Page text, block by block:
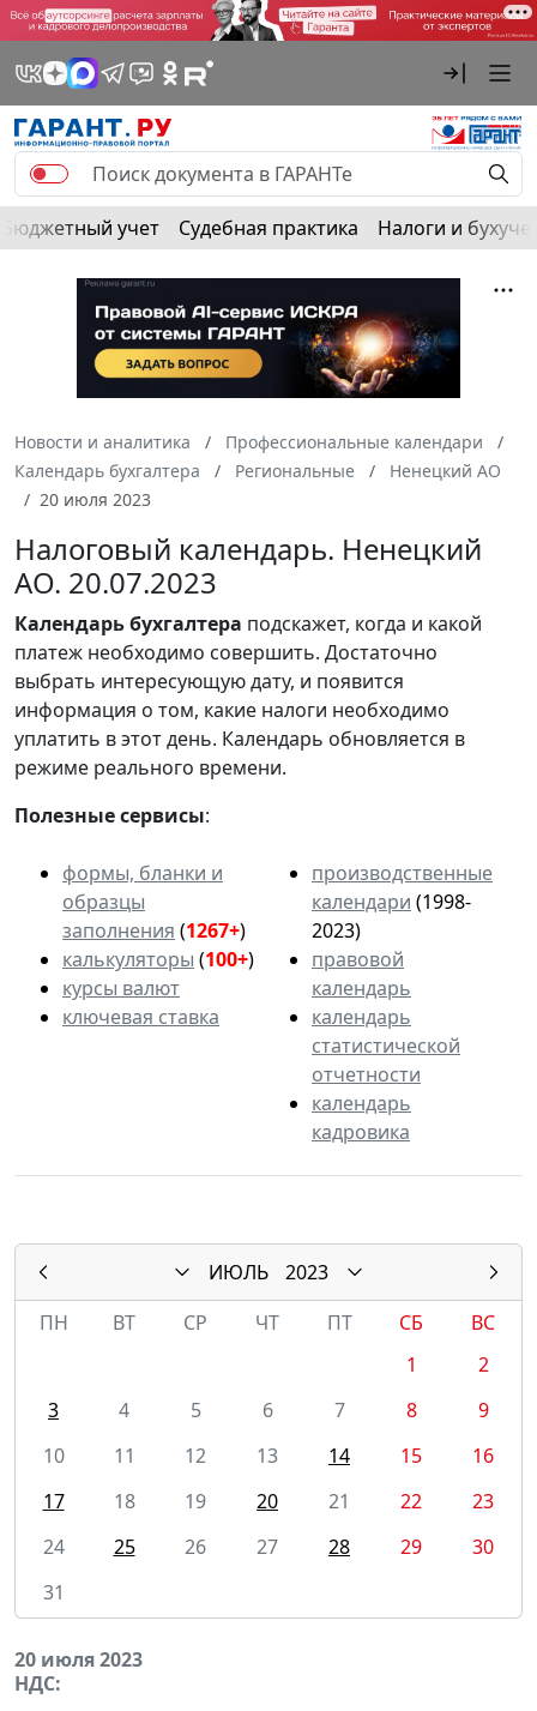
Бюджетный учет Судебная практика Налоги и
Новости и аналитика
Профессиональные календари
Календарь бухгалтера
Региональные
Ненецкий АО
20 июля 2023
Налоговый календарь. Ненецкий
АО. 20.07.2023
Календарьбухгалтера подскажет, когда и какой
платеж необходимо совершить. Достаточно
выбрать интересующую дату, и появится
информация о том, какие налоги необходимо
уплатить в этот день. Календарь обновляется в
режиме реального времени.
Полезные сервисы:
формы, бланки и
образцы
заполнения (1267+)
калькуляторы (100+)
курсы валют
ключевая ставка
производственные
календари (1998-
2023)
правовой
календарь
календарь
статистической
отчетности
календарь
кадровика
ИЮЛЬ
2023
ПН
ВТ СР ЧТ ПТ СБ
ВС
1
2
3
4 5 6 7 8
9
10
11 12 13 14 15
16
17
18 19 20 21 22
23
24
25 26 27 28 29
30
31
20 июля 2023
НДС: